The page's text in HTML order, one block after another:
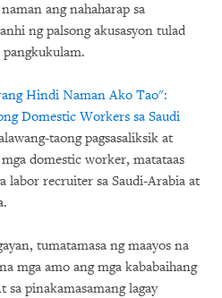
ang nahaharap sa
ng palsong akusasyon tulad
Hindi Naman Ako Tao":
Domestic Workers sa Saudi
taong pagsasaliksik at
mga domestic worker, matataas
labor recruiter sa Saudi-Arabia at
tumatamasa ng maayos na
mga amo ang mga kababaihang
sa pinakamasamang lagay